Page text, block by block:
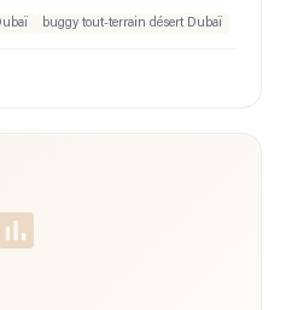
buggy tout-terrain désert Dubaï